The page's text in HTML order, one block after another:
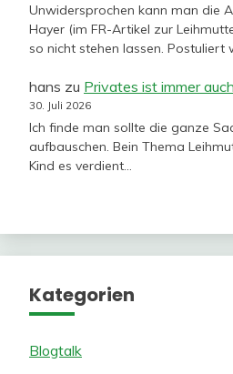
Unwidersprochen kann man die
Hayer (im FR-Artikel zur
so nicht stehen lassen. Postuliert
hans zu Privates ist immer
30. Juli 2026
Ich finde man sollte die ganze
aufbauschen. Bein Thema
Kind es verdient…
Kategorien
Blogtalk